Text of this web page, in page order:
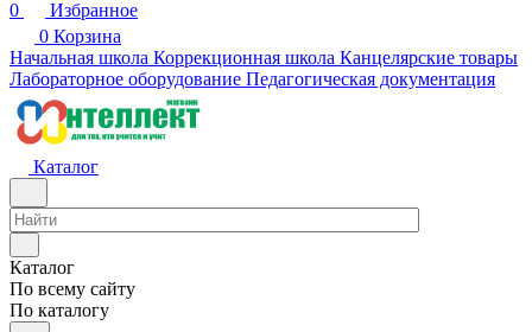
0
Избранное
0 Корзина
Начальная школа Коррекционная школа Канцелярские товары
Лабораторное оборудование Педагогическая документация
Каталог
Каталог
По всему сайту
По каталогу